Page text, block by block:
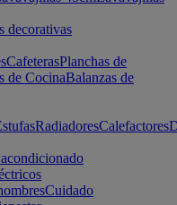
decorativas
CafeterasPlanchas de
de CocinaBalanzas de
RadiadoresCalefactores
Cuidado